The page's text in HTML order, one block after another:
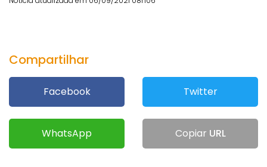
Compartilhar
Facebook Twitter
WhatsApp Copiar URL